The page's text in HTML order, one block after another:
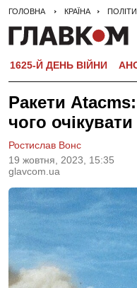
ГОЛОВНА КРАЇНА
1625-Й ДЕНЬ ВІЙНИ
Ракети
чого
19 жовтня, 2023, 15:35
glavcom.ua
Ростислав Вонс